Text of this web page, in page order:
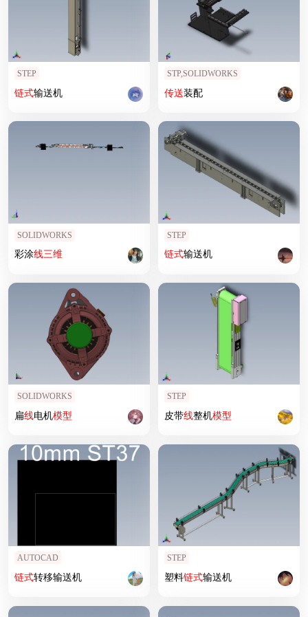
STEP
链式输送机
STP,SOLIDWORKS
传送装配
SOLIDWORKS
彩涂线三维
STEP
链式输送机
SOLIDWORKS
扁线电机模型
STEP
皮带线整机模型
AUTOCAD
链式转移输送机
STEP
塑料链式输送机